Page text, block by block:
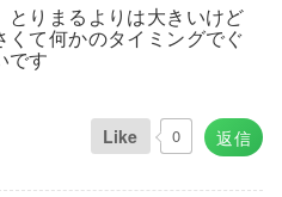
りまるよりは大きいけど
くて何かのタイミングでぐ
です
返信
Like 0